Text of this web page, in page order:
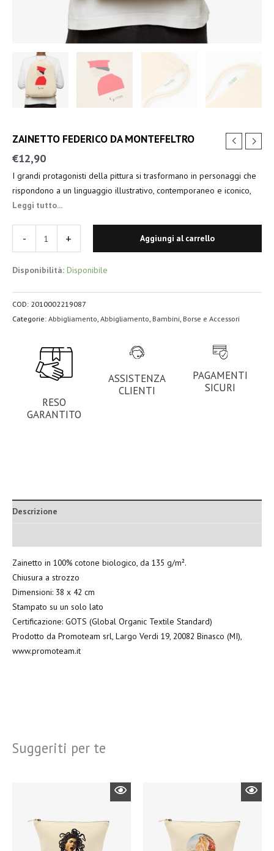
ZAINETTO FEDERICO DA MONTEFELTRO
€12,90
I grandi protagonisti della pittura si trasformano in personaggi che
rispondono a un linguaggio illustrativo, contemporaneo e iconico,
reso dinamico dalle tinte piatte e brillanti.
Leggi tutto...
Disponibilità: Disponibile
- + Aggiungi al carrello
COD: 2010002219087
Categorie:Abbigliamento Abbigliamento Bambini Borse e Accessori
RESO
GARANTITO
ASSISTENZA
CLIENTI
PAGAMENTI
SICURI
Descrizione
Zainetto in 100% cotone biologico, da 135 g/m².
Chiusura a strozzo
Dimensioni: 38 x 42 cm
Stampato su un solo lato
Certificazione: GOTS (Global Organic Textile Standard)
Prodotto da Promoteam srl, Largo Verdi 19, 20082 Binasco (MI),
www.promoteam.it
Suggeriti per te